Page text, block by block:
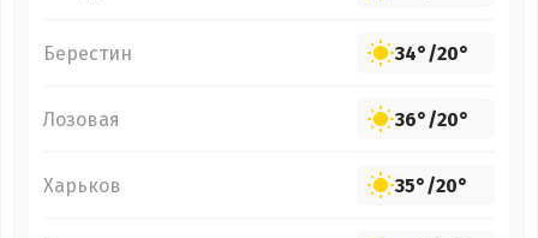
Берестин 34°/20°
Лозовая 36°/20°
Харьков 35°/20°